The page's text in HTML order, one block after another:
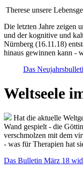
Therese unsere
Die letzten Jahre zeigen
und der kognitive und
Nürnberg (16.11.18)
hinaus gewinnen kann -
Das
Weltseele
Hat die aktuelle
Wand gespielt - die
verschmolzen mit dem
- was für Therapien hat
Das Bulletin März 18